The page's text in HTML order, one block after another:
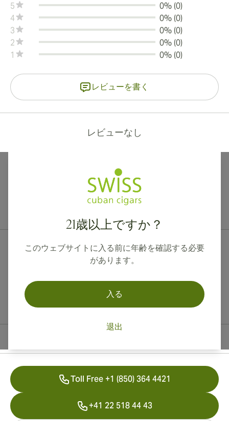
5
0% (0)
4
0% (0)
3
0% (0)
2
0% (0)
1
0% (0)
レビューを書く
レビューなし
21歳以上ですか？
このウェブサイトに入る前に年齢を確認する必要
があります。
入る
退出
Toll Free +1 (850) 364 4421
+41 22 518 44 43